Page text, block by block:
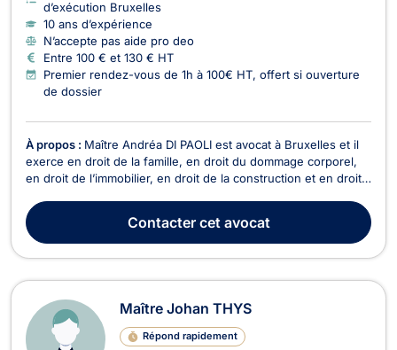
d’exécution Bruxelles
10 ans d’expérience
N’accepte pas aide pro deo
Entre 100 € et 130 € HT
Premier rendez-vous de 1h à 100€ HT, offert si ouverture
de dossier
À propos : Maître Andréa DI PAOLI est avocat à Bruxelles et il
exerce en droit de la famille, en droit du dommage corporel,
en droit de l’immobilier, en droit de la construction et en droit
prend en charge les affaires de mariage, de cohabitation
légale, de divorce et de sép...
Contactercet avocat
Maître Johan THYS
Répond rapidement